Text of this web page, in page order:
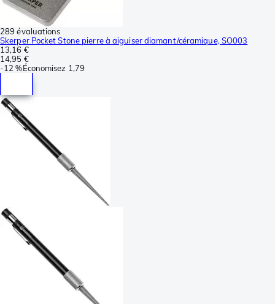
289 évaluations
Skerper Pocket Stone pierre à aiguiser diamant/céramique, SO003
13,16 €
14,95 €
-12 %Économisez 1,79